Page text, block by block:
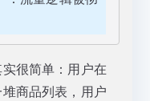
很简单：用户在
商品列表，用户